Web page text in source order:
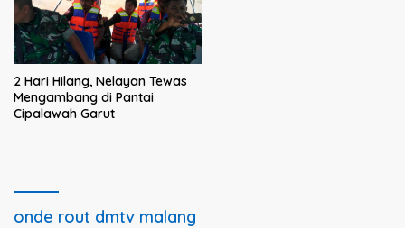
2 Hari Hilang, Nelayan Tewas
Mengambang di Pantai
Cipalawah Garut
onde rout dmtv malang